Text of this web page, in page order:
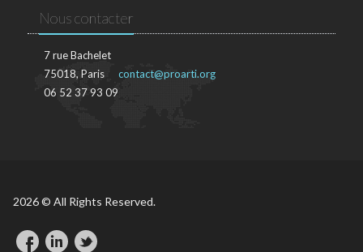
Nous contacter
7 rue Bachelet
75018, Paris
06 52 37 93 09
contact@proarti.org
2026 © All Rights Reserved.